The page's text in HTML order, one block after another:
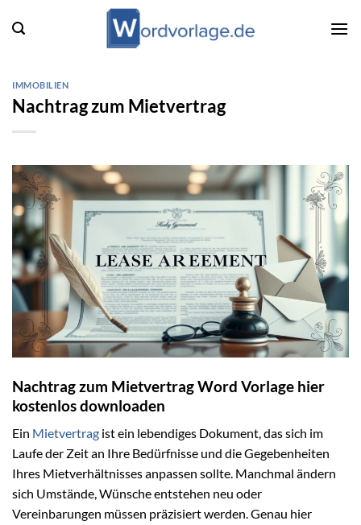
Inhalt
IMMOBILIEN
Nachtrag zum Mietvertrag
Nachtrag zum Mietvertrag Word Vorlage hier
kostenlos downloaden
Ein Mietvertrag ist ein lebendiges Dokument, das sich im
Laufe der Zeit an Ihre Bedürfnisse und die Gegebenheiten
Ihres Mietverhältnisses anpassen sollte. Manchmal ändern
sich Umstände, Wünsche entstehen neu oder
Vereinbarungen müssen präzisiert werden. Genau hier